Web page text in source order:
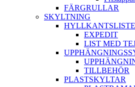
FÄRGRULLAR
SKYLTNING
EXPEDIT
LIST MED
TILLBEHÖR
PLASTSKYLTAR